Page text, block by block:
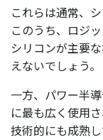
これらは通常、
このうち、ロジ
シリコンが主要
えないでしょう。
一方、パワー半
に最も広く使用
技術的にも成熟し